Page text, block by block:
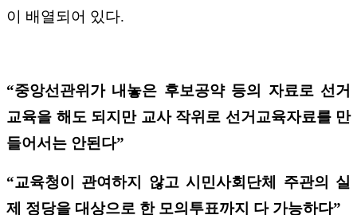
이 배열되어 있다.
“중앙선관위가 내놓은 후보공약 등의 자료로 선거
교육을 해도 되지만 교사 작위로 선거교육자료를 만
들어서는 안된다”
“교육청이 관여하지 않고 시민사회단체 주관의 실
제 정당을 대상으로 한 모의투표까지 다 가능하다”